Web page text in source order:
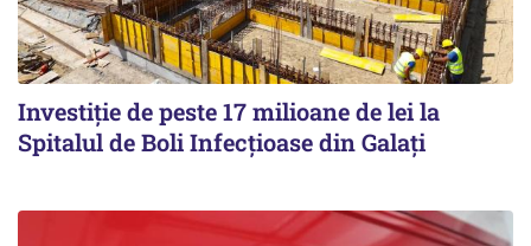
Investiție de peste 17 milioane de lei la
Spitalul de Boli Infecțioase din Galați